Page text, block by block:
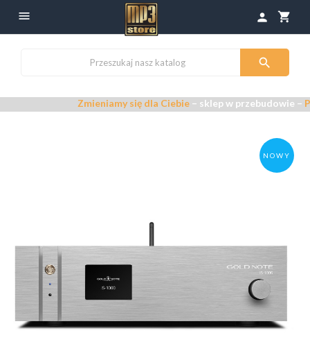
 shopping_cart
person

Zmieniamy się dla Ciebie– sklep w przebudowie –
NOWY